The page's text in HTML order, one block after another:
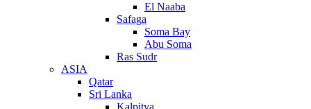
El Naaba
Safaga
Soma Bay
Abu Soma
Ras Sudr
ASIA
Qatar
Sri Lanka
Kalpitya